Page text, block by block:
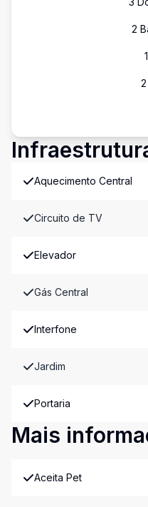
2
1
2
Aquecimento Central
Circuito de TV
Elevador
Gás Central
Interfone
Jardim
Portaria
Mais
Aceita Pet